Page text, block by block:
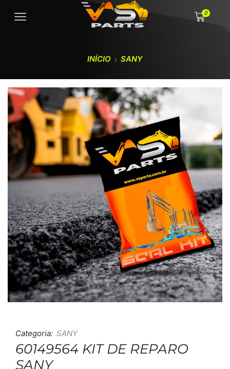
0
INÍCIO SANY
Categoria: SANY
60149564 KIT DE REPARO
SANY